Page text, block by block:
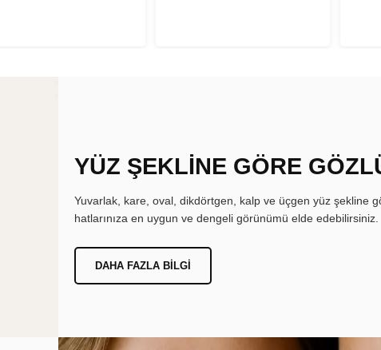
YÜZ ŞEKLİNE GÖRE
Yuvarlak, kare, oval, dikdörtgen, kalp ve üçgen yüz şekline
hatlarınıza en uygun ve dengeli görünümü elde edebilirsiniz.
DAHA FAZLA BILGI